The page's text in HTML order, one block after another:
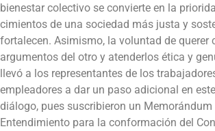
bienestar colectivo se convierte en la
cimientos de una sociedad más justa y
fortalecen. Asimismo, la voluntad de querer
argumentos del otro y atenderlos ética y
llevó a los representantes de los
empleadores a dar un paso adicional en
diálogo, pues suscribieron un Memorándum
Entendimiento para la conformación del